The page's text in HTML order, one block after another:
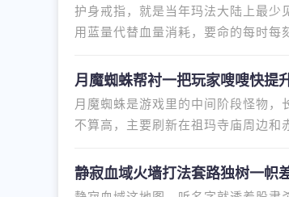
护身戒指，就是当年玛法大陆上最少
用蓝量代替血量消耗，要命的每时
月魔蜘蛛帮衬一把玩家嗖嗖快提
月魔蜘蛛是游戏里的中间阶段怪物
不算高，主要刷新在祖玛寺庙周边和
静寂血域火墙打法套路独树一帜